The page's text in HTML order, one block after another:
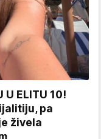
U ELITU 10!
pa
živela